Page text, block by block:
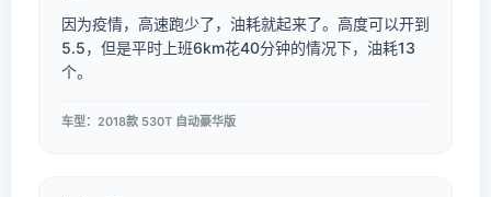
因为疫情，高速跑少了，油耗就起来了。高度可以开到
5.5，但是平时上班6km花40分钟的情况下，油耗13
个。
车型：2018款 530T 自动豪华版